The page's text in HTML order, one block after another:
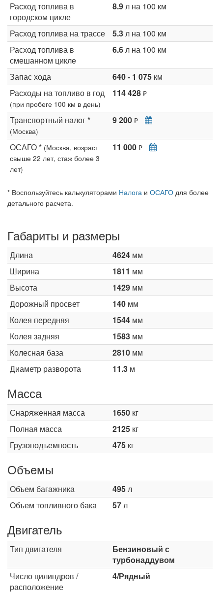
Расход топлива в
городском цикле
8.9л на 100 км
Расход топлива на трассе 5.3л на 100 км
Расход топлива в
смешанном цикле
6.6л на 100 км
Запас хода 640 - 1 075 км
Расходы на топливо в год
(при пробеге 100 км в день)
114 428 ₽
Транспортный налог *
(Москва)
9 200 ₽
ОСАГО * (Москва, возраст
свыше 22 лет, стаж более 3
лет)
11 000 ₽
* Воспользуйтесь калькуляторами Налога и ОСАГО для более
детального расчета.
Габариты и размеры
Длина 4624 мм
Ширина
1811 мм
Высота
1429 мм
Дорожный просвет
140 мм
Колея передняя
1544 мм
Колея задняя
1583 мм
Колесная база
2810 мм
Диаметр разворота
11.3 м
Масса
Снаряженная масса 1650 кг
Полная масса
2125 кг
Грузоподъемность
475 кг
Объемы
Объем багажника 495л
Объем топливного бака
57л
Двигатель
Тип двигателя
Бензиновый с
турбонаддувом
Число цилиндров /
расположение
4/Рядный